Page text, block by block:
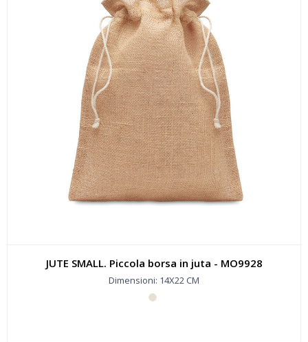
JUTE SMALL. Piccola borsa in juta - MO9928
Dimensioni: 14X22 CM